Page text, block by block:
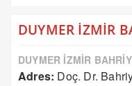
DUYMER İZMİR
DUYMER İZMİR
Adres: Doç. Dr.